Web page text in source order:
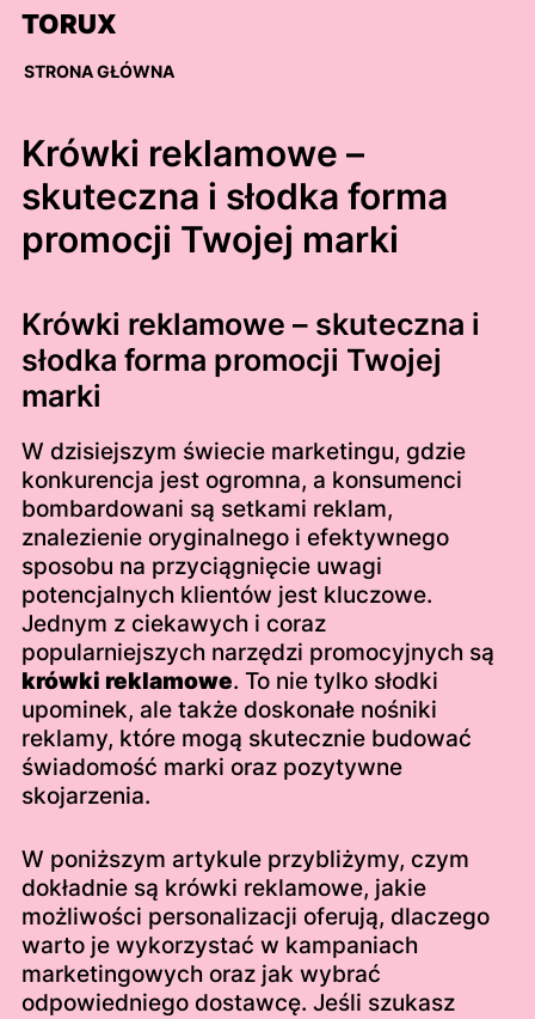
Skip
content
TORUX
STRONA GŁÓWNA
Krówki reklamowe –
skuteczna i słodka forma
promocji Twojej marki
Krówki reklamowe – skuteczna i
słodka forma promocji Twojej
marki
W dzisiejszym świecie marketingu, gdzie
konkurencja jest ogromna, a konsumenci
bombardowani są setkami reklam,
znalezienie oryginalnego i efektywnego
sposobu na przyciągnięcie uwagi
potencjalnych klientów jest kluczowe.
Jednym z ciekawych i coraz
popularniejszych narzędzi promocyjnych są
krówki reklamowe. To nie tylko słodki
upominek, ale także doskonałe nośniki
reklamy, które mogą skutecznie budować
świadomość marki oraz pozytywne
skojarzenia.
W poniższym artykule przybliżymy, czym
dokładnie są krówki reklamowe, jakie
możliwości personalizacji oferują, dlaczego
warto je wykorzystać w kampaniach
marketingowych oraz jak wybrać
odpowiedniego dostawcę. Jeśli szukasz